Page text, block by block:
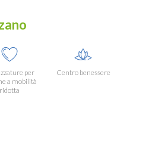
per
a mobilità
ridotta
Centro benessere